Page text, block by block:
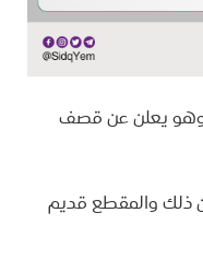
وهو يعلن عن قصف
ذلك والمقطع قديم